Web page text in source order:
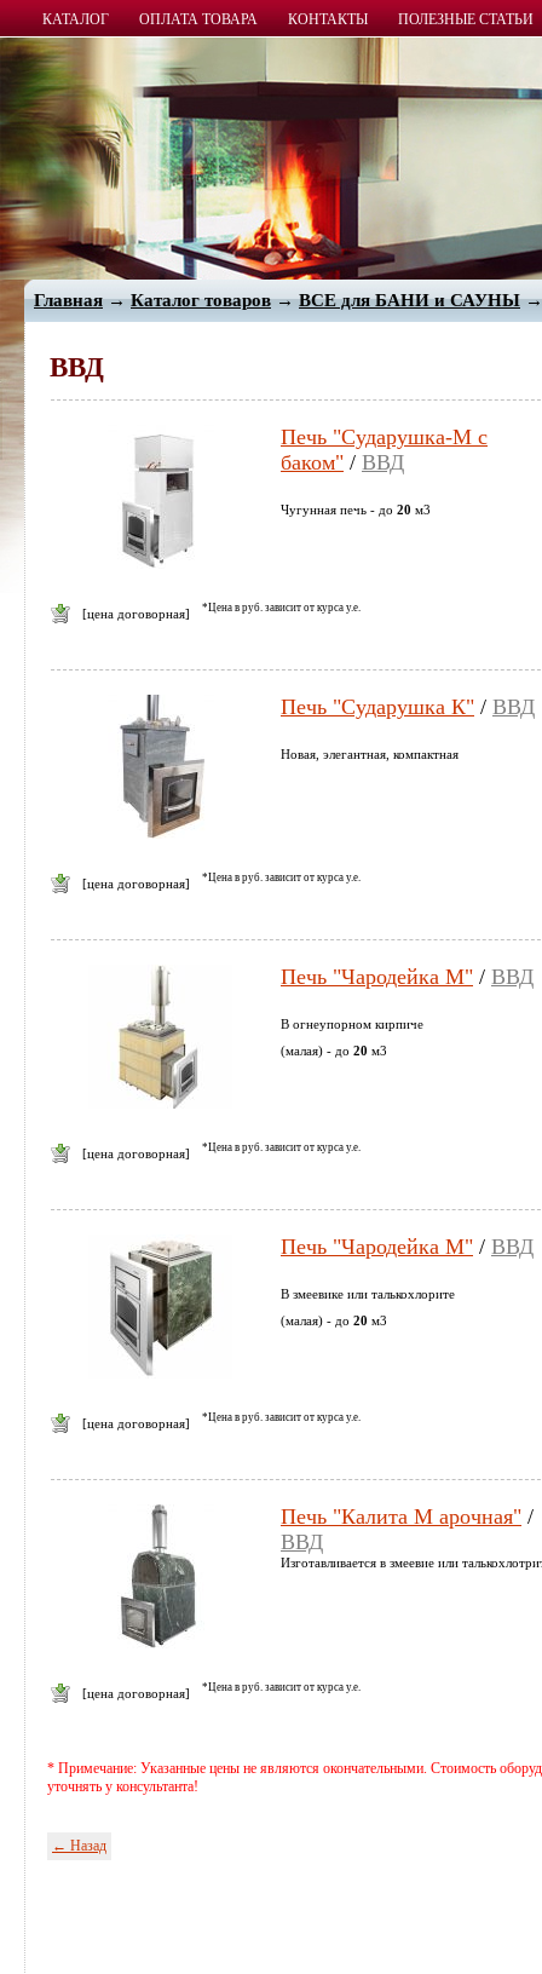
КАТАЛОГ ОПЛАТА ТОВАРА КОНТАКТЫ ПОЛЕЗНЫЕ СТАТЬИ
Главная→Каталог товаров→ВСЕ для БАНИ и САУНЫ
ВВД
Печь "Сударушка-М с
баком" / ВВД
Чугунная печь - до 20 м3
[цена договорная] *Цена в руб. зависит от курса у.е.
Печь "Сударушка К" / ВВД
Новая, элегантная, компактная
[цена договорная] *Цена в руб. зависит от курса у.е.
Печь "Чародейка М" / ВВД
В огнеупорном кирпиче
(малая) - до 20 м3
[цена договорная] *Цена в руб. зависит от курса у.е.
Печь "Чародейка М" / ВВД
В змеевике или талькохлорите
(малая) - до 20 м3
[цена договорная] *Цена в руб. зависит от курса у.е.
Печь "Калита М арочная" /
ВВД
Изготавливается в змеевие или
[цена договорная] *Цена в руб. зависит от курса у.е.
* Примечание: Указанные цены не являются окончательными. Стоимость
уточнять у консультанта!
← Назад